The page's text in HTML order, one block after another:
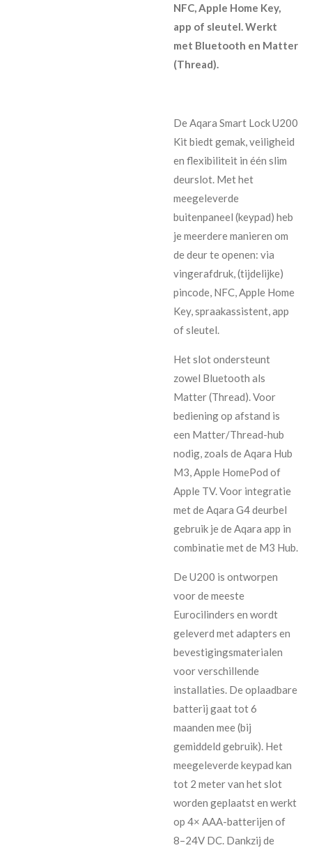
NFC, Apple Home Key,
app of sleutel. Werkt
met Bluetooth en Matter
(Thread).
De Aqara Smart Lock U200
Kit biedt gemak, veiligheid
en flexibiliteit in één slim
deurslot. Met het
meegeleverde
buitenpaneel (keypad) heb
je meerdere manieren om
de deur te openen: via
vingerafdruk, (tijdelijke)
pincode, NFC, Apple Home
Key, spraakassistent, app
of sleutel.
Het slot ondersteunt
zowel Bluetooth als
Matter (Thread). Voor
bediening op afstand is
een Matter/Thread-hub
nodig, zoals de Aqara Hub
M3, Apple HomePod of
Apple TV. Voor integratie
met de Aqara G4 deurbel
gebruik je de Aqara app in
combinatie met de M3 Hub.
De U200 is ontworpen
voor de meeste
Eurocilinders en wordt
geleverd met adapters en
bevestigingsmaterialen
voor verschillende
installaties. De oplaadbare
batterij gaat tot 6
maanden mee (bij
gemiddeld gebruik). Het
meegeleverde keypad kan
tot 2 meter van het slot
worden geplaatst en werkt
op 4× AAA-batterijen of
8–24V DC. Dankzij de